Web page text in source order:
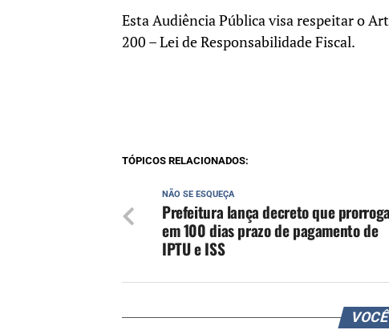
Esta Audiência Pública visa respeitar o
200 – Lei de Responsabilidade Fiscal.
TÓPICOS RELACIONADOS:
NÃO SE ESQUEÇA
Prefeitura lança decreto que prorroga
em 100 dias prazo de pagamento de
IPTU e ISS